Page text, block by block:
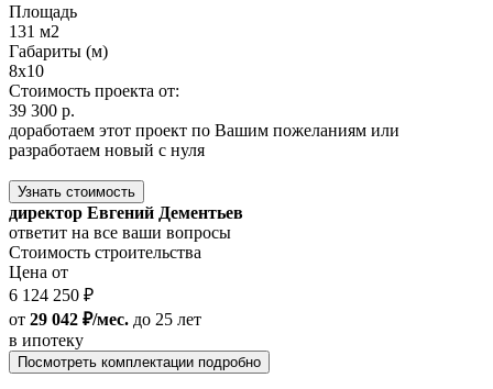
Площадь
131 м2
Габариты (м)
8x10
Стоимость проекта от:
39 300 р.
доработаем этот проект по Вашим пожеланиям или
разработаем новый с нуля
Узнать стоимость
директор Евгений Дементьев
ответит на все ваши вопросы
Стоимость строительства
Цена от
6 124 250 ₽
от 29 042 ₽/мес. до 25 лет
в ипотеку
Посмотреть комплектации подробно